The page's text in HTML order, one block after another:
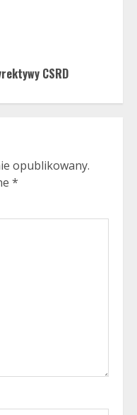
CSRD
opublikowany.
*